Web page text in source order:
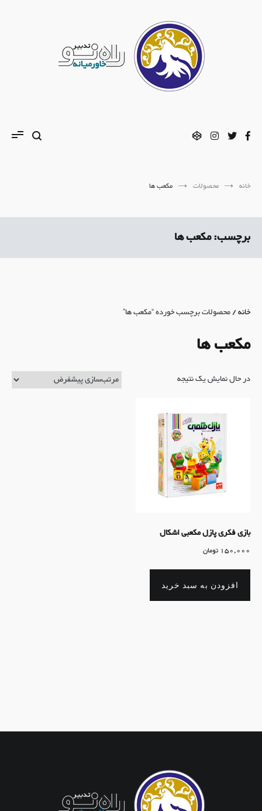
خانه محصولات مکعب ها
برچسب:مکعب ها
خانه/ محصولات برچسب خورده “مکعب ها”
مکعب ها
در حال نمایش یک نتیجه
بازی فکری پازل مکعبی اشکال
150,000 تومان
افزودن به سبد خرید